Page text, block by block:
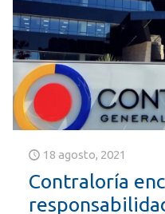
18 agosto, 2021
Contraloría